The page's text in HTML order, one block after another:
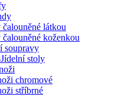
čalouněné látkou
čalouněné koženkou
soupravy
Jídelní stoly
chromové
stříbrné